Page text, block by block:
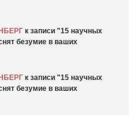
к записи
15 научных
безумие в ваших
к записи
15 научных
безумие в ваших